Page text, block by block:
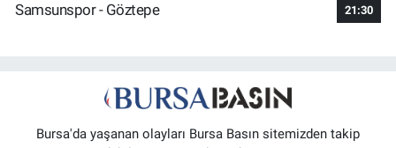
Samsunspor - Göztepe
21:30
Bursa'da yaşanan olayları Bursa Basın sitemizden takip